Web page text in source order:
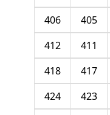
405
406
411
412
417
418
423
424